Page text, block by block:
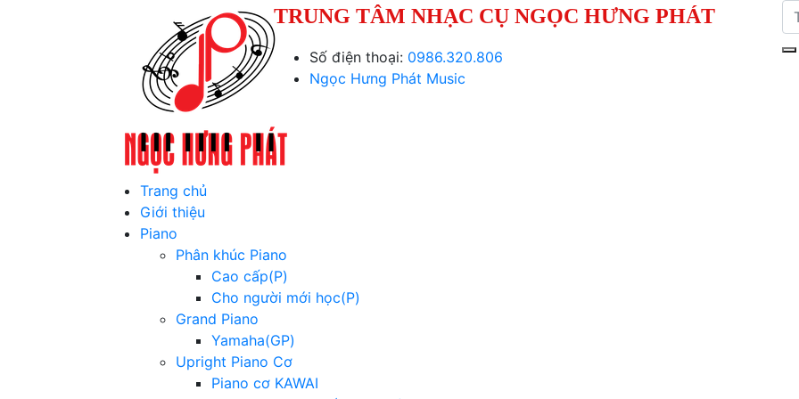
TRUNG TÂM NHẠC CỤ NGỌC HƯNG PHÁT
Số điện thoại: 0986.320.806
Ngọc Hưng Phát Music
Trang chủ
Giới thiệu
Piano
Phân khúc Piano
Cao cấp(P)
Cho người mới học(P)
Grand Piano
Yamaha(GP)
Upright Piano Cơ
Piano cơ KAWAI